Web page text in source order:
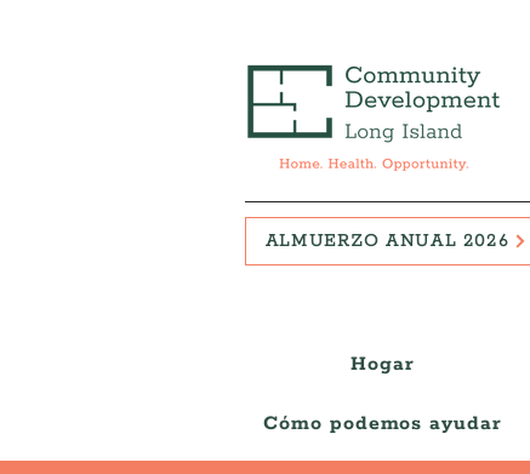
ALMUERZO ANUAL 2026
Hogar
Cómo podemos ayudar